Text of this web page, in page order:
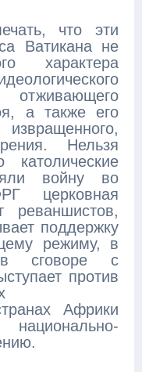
что эти
Ватикана не
характера
а также его
Нельзя
войну во
церковная
реваншистов,
поддержку
режиму, в
в сговоре с
против
Африки